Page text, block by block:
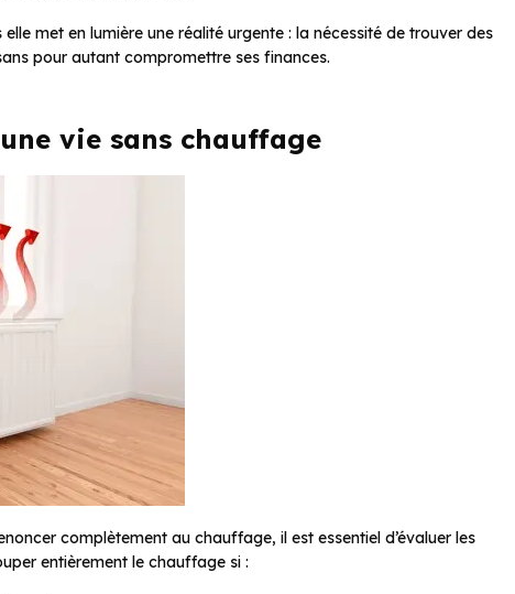
met en lumière une réalité urgente : la nécessité de trouver des
pour autant compromettre ses finances.
vie sans chauffage
complètement au chauffage, il est essentiel d’évaluer les
entièrement le chauffage si :